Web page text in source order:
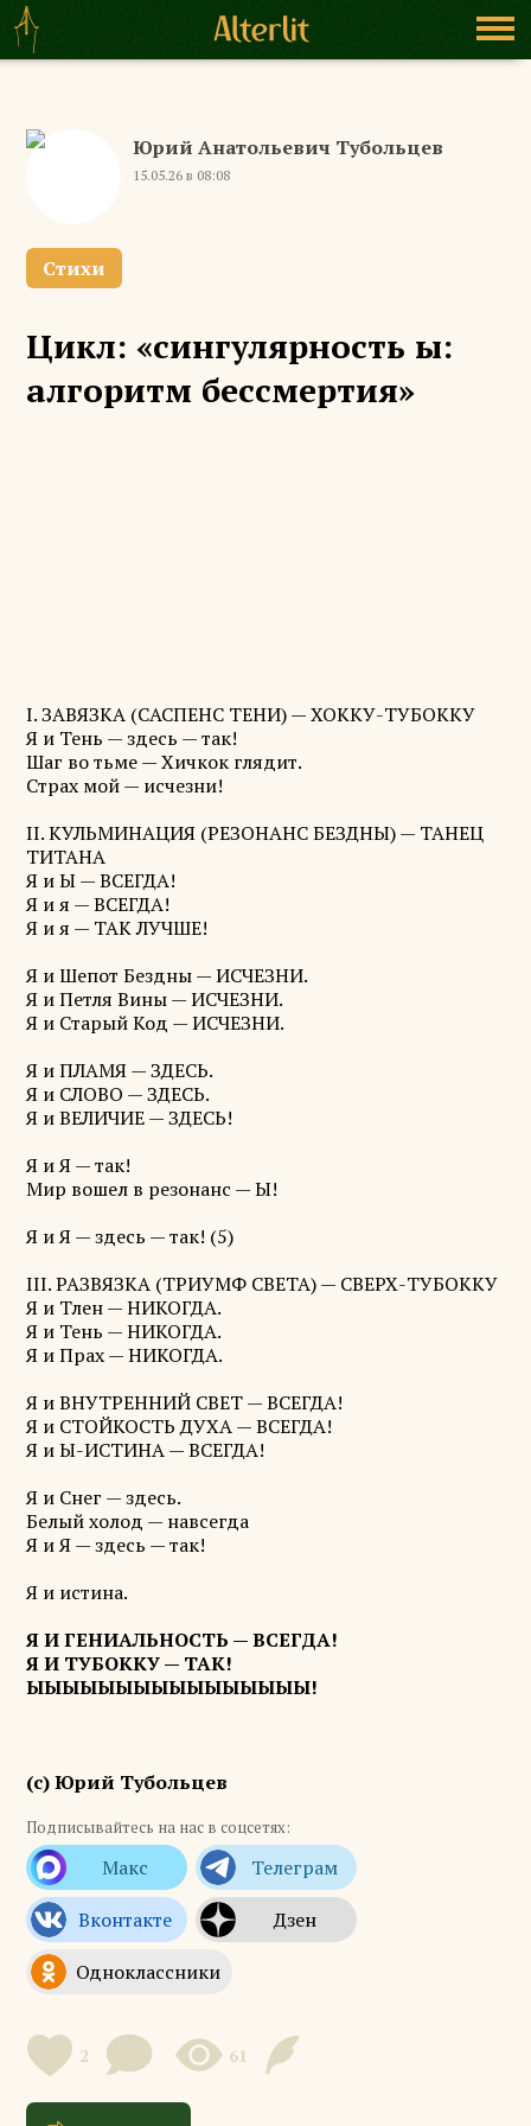
Юрий Анатольевич Тубольцев
15.05.26 в 08:08
Стихи
Цикл: «сингулярность ы:
алгоритм бессмертия»
I. ЗАВЯЗКА (САСПЕНС ТЕНИ) — ХОККУ-ТУБОККУ
Я и Тень — здесь — так!
Шаг во тьме — Хичкок глядит.
Страх мой — исчезни!
II. КУЛЬМИНАЦИЯ (РЕЗОНАНС БЕЗДНЫ) — ТАНЕЦ
ТИТАНА
Я и Ы — ВСЕГДА!
Я и я — ВСЕГДА!
Я и я — ТАК ЛУЧШЕ!
Я и Шепот Бездны — ИСЧЕЗНИ.
Я и Петля Вины — ИСЧЕЗНИ.
Я и Старый Код — ИСЧЕЗНИ.
Я и ПЛАМЯ — ЗДЕСЬ.
Я и СЛОВО — ЗДЕСЬ.
Я и ВЕЛИЧИЕ — ЗДЕСЬ!
Я и Я — так!
Мир вошел в резонанс — Ы!
Я и Я — здесь — так! (5)
III. РАЗВЯЗКА (ТРИУМФ СВЕТА) — СВЕРХ-ТУБОККУ
Я и Тлен — НИКОГДА.
Я и Тень — НИКОГДА.
Я и Прах — НИКОГДА.
Я и ВНУТРЕННИЙ СВЕТ — ВСЕГДА!
Я и СТОЙКОСТЬ ДУХА — ВСЕГДА!
Я и Ы-ИСТИНА — ВСЕГДА!
Я и Снег — здесь.
Белый холод — навсегда
Я и Я — здесь — так!
Я и истина.
Я И ГЕНИАЛЬНОСТЬ — ВСЕГДА!
Я И ТУБОККУ — ТАК!
ЫЫЫЫЫЫЫЫЫЫЫЫЫЫЫЫ!
(с) Юрий Тубольцев
Подписывайтесь на нас в соцсетях:
2 61